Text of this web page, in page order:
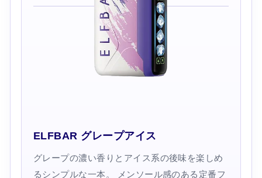
ELFBAR グレープアイス
グレープの濃い香りとアイス系の後味を楽しめ
るシンプルな一本。 メンソール感のある定番フ